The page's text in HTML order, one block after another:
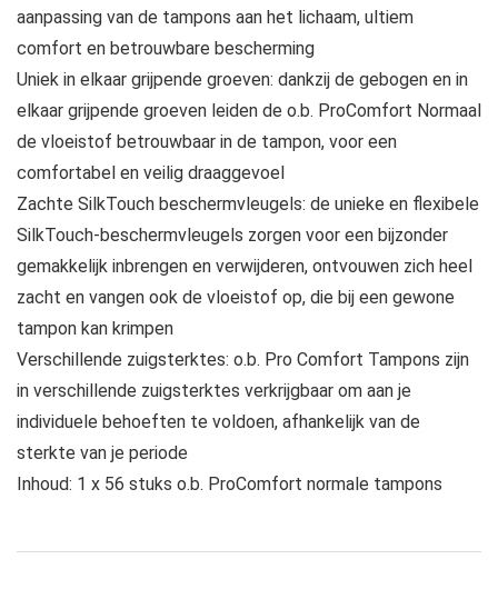
aanpassing van de tampons aan het lichaam, ultiem
comfort en betrouwbare bescherming
Uniek in elkaar grijpende groeven: dankzij de gebogen en in
elkaar grijpende groeven leiden de o.b. ProComfort Normaal
de vloeistof betrouwbaar in de tampon, voor een
comfortabel en veilig draaggevoel
Zachte SilkTouch beschermvleugels: de unieke en flexibele
SilkTouch-beschermvleugels zorgen voor een bijzonder
gemakkelijk inbrengen en verwijderen, ontvouwen zich heel
zacht en vangen ook de vloeistof op, die bij een gewone
tampon kan krimpen
Verschillende zuigsterktes: o.b. Pro Comfort Tampons zijn
in verschillende zuigsterktes verkrijgbaar om aan je
individuele behoeften te voldoen, afhankelijk van de
sterkte van je periode
Inhoud: 1 x 56 stuks o.b. ProComfort normale tampons